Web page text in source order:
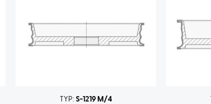
TYP: S-1219 M/4